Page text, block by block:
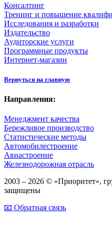
Консалтинг
Тренинг и повышение
Исследования и разработки
Издательство
Аудиторские услуги
Программные продукты
Интернет-магазин
Вернуться на главную
Направления:
Менеджмент качества
Бережливое производство
Статистические методы
Автомобилестроение
Авиастроение
Железнодорожная отрасль
2003 – 2026 © «Приоритет»,
защищены
📧 Обратная связь